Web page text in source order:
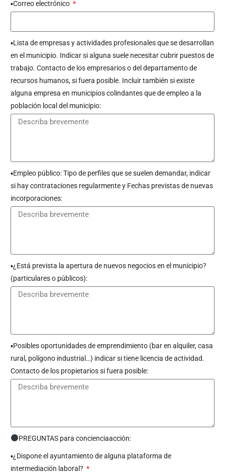
▪︎Correo electrónico
▪︎Lista de empresas y actividades profesionales que se desarrollan
en el municipio. Indicar si alguna suele necesitar cubrir puestos de
trabajo. Contacto de los empresarios o del departamento de
recursos humanos, si fuera posible. Incluir también si existe
alguna empresa en municipios colindantes que de empleo a la
población local del municipio:
▪︎Empleo público: Tipo de perfiles que se suelen demandar, indicar
si hay contrataciones regularmente y Fechas previstas de nuevas
incorporaciones:
▪︎¿Está prevista la apertura de nuevos negocios en el municipio?
(particulares o públicos):
▪︎Posibles oportunidades de emprendimiento (bar en alquiler, casa
rural, polígono industrial…) indicar si tiene licencia de actividad.
Contacto de los propietarios si fuera posible:
PREGUNTAS para concienciaacción:
▪︎¿Dispone el ayuntamiento de alguna plataforma de
intermediación laboral?